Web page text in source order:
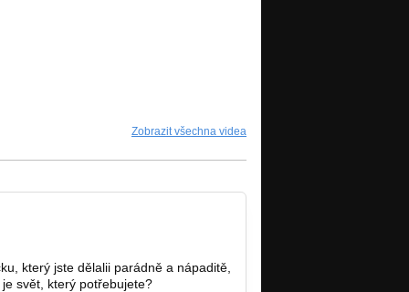
Zobrazit všechna videa
který jste dělalii parádně a nápaditě,
svět, který potřebujete?